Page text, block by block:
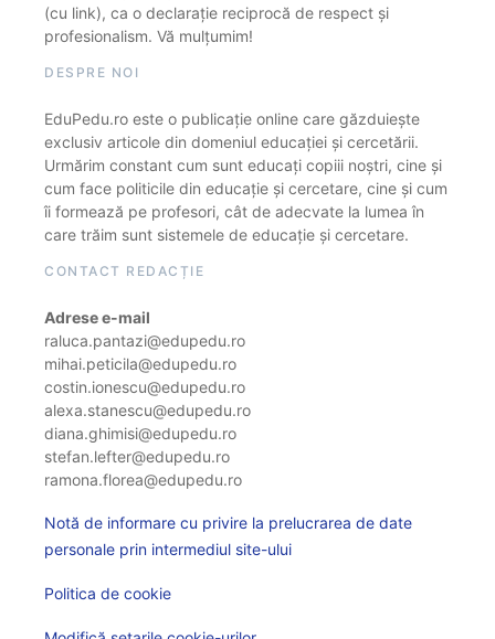
(cu link), ca o declarație reciprocă de respect și
profesionalism. Vă mulțumim!
DESPRE NOI
EduPedu.ro este o publicație online care găzduiește
exclusiv articole din domeniul educației și cercetării.
Urmărim constant cum sunt educați copiii noștri, cine și
cum face politicile din educație și cercetare, cine și cum
îi formează pe profesori, cât de adecvate la lumea în
care trăim sunt sistemele de educație și cercetare.
CONTACT REDACȚIE
Adrese e-mail
raluca.pantazi@edupedu.ro
mihai.peticila@edupedu.ro
costin.ionescu@edupedu.ro
alexa.stanescu@edupedu.ro
diana.ghimisi@edupedu.ro
stefan.lefter@edupedu.ro
ramona.florea@edupedu.ro
Notă de informare cu privire la prelucrarea de date
personale prin intermediul site-ului
Politica de cookie